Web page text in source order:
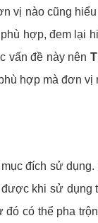
vị nào cũng
hợp, đem lại
vấn đề này nên
hợp mà đơn
đích sử
khi sử dụng
có thể pha